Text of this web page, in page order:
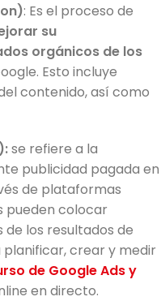
: Es el proceso de
su
orgánicos de los
Esto incluye
contenido, así como
se refiere a la
publicidad pagada en
de plataformas
pueden colocar
los resultados de
planificar, crear y medir
de Google Ads y
en directo.